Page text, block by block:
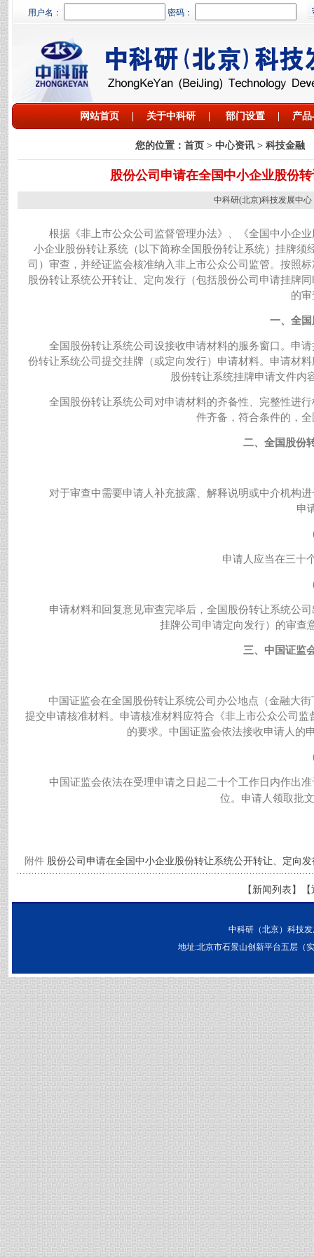
用户名 ： 密码：
网站首页 关于中科研 部门设置 产
您的位置： 首页 > 中心资讯 > 科技金融
股份公司申请在全国中小企业股份
中科研(北京)科技发展中心
根据《非上市公众公司监督管理办法》、《全国中小企
小企业股份转让系统（以下简称全国股份转让系统）挂牌
司）审查，并经证监会核准纳入非上市公众公司监管。按照
股份转让系统公开转让、定向发行（包括股份公司申请挂牌
的
一、全
全国股份转让系统公司设接收申请材料的服务窗口。申
份转让系统公司提交挂牌（或定向发行）申请材料。申请材
股份转让系统挂牌申请文件内
全国股份转让系统公司对申请材料的齐备性、完整性进
件齐备，符合条件的，
二、全国股份
对于审查中需要申请人补充披露、解释说明或中介机构
申
申请人应当在三十
申请材料和回复意见审查完毕后，全国股份转让系统公
挂牌公司申请定向发行）的审查
三、中国证监
中国证监会在全国股份转让系统公司办公地点（金融大街
提交申请核准材料。申请核准材料应符合《非上市公众公司
的要求。中国证监会依法接收申请人的
中国证监会依法在受理申请之日起二十个工作日内作出
位。申请人领取批
附件 股份公司申请在全国中小企业股份转让系统公开转让、定向
【 新闻列表 】【
中科研（北京）科技
地址:北京市石景山创新平台五层（